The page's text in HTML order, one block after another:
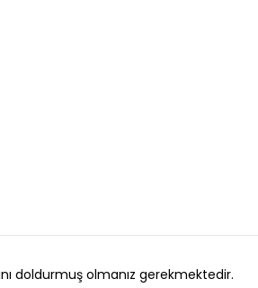
doldurmuş olmanız gerekmektedir.